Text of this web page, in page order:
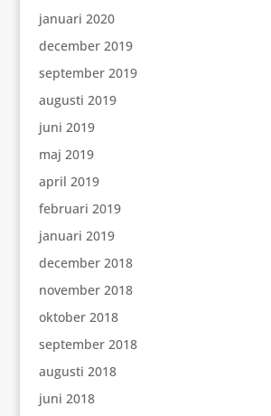
januari 2020
december 2019
september 2019
augusti 2019
juni 2019
maj 2019
april 2019
februari 2019
januari 2019
december 2018
november 2018
oktober 2018
september 2018
augusti 2018
juni 2018